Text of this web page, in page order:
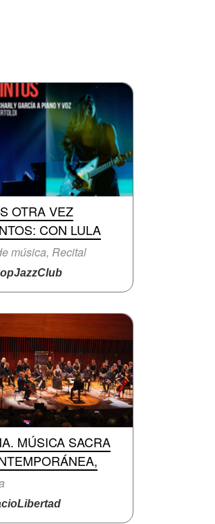
OTRA VEZ
CON LULA
música, Recital
MÚSICA SACRA